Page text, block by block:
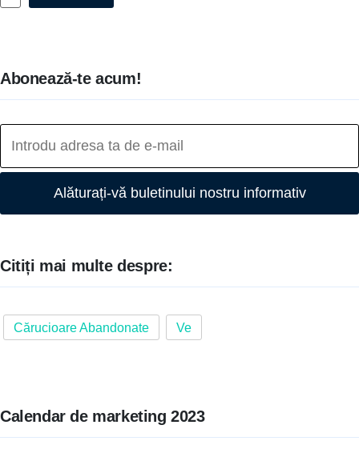
Abonează-te acum!
Alăturați-vă buletinului nostru informativ
Citiți mai multe despre:
Cărucioare Abandonate Ve
Calendar de marketing 2023